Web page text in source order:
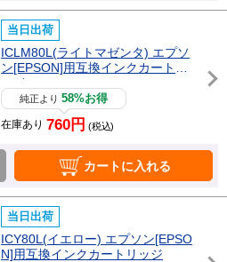
当日出荷
ICLM80L(ライトマゼンタ) エプソ
ン[EPSON]用互換インクカートリ
ッジ
純正より58%お得
在庫あり 760円 (税込)
カートに入れる
当日出荷
ICY80L(イエロー) エプソン[EPSO
N]用互換インクカートリッジ